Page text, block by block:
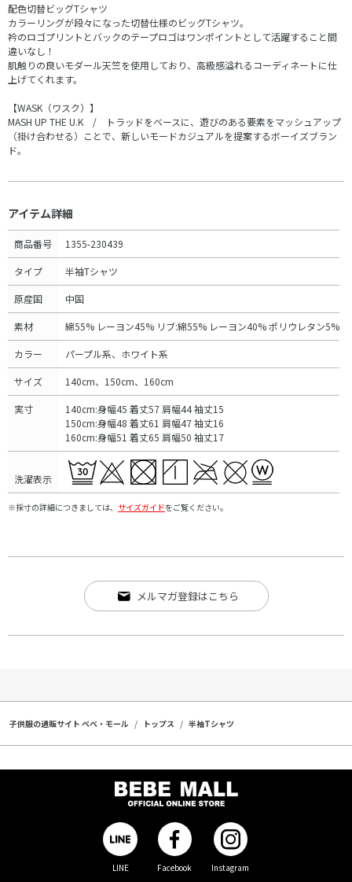
配色切替ビッグTシャツ
カラーリングが段々になった切替仕様のビッグTシャツ。
衿のロゴプリントとバックのテープロゴはワンポイントとして活躍すること間
違いなし！
肌触りの良いモダール天竺を使用しており、高級感溢れるコーディネートに仕
上げてくれます。
【WASK（ワスク）】
MASH UP THE U.K / トラッドをベースに、遊びのある要素をマッシュアップ
（掛け合わせる）ことで、新しいモードカジュアルを提案するボーイズブラン
ド。
アイテム詳細
商品番号 1355-230439
タイプ 半袖Tシャツ
原産国 中国
素材 綿55% レーヨン45% リブ:綿55% レーヨン40% ポリウレタン5%
カラー パープル系、ホワイト系
サイズ 140cm、150cm、160cm
実寸
140cm:身幅45 着丈57 肩幅44 袖丈15
150cm:身幅48 着丈61 肩幅47 袖丈16
160cm:身幅51 着丈65 肩幅50 袖丈17
洗濯表示
※採寸の詳細につきましては、 サイズガイドをご覧ください。
メルマガ登録はこちら
子供服の通販サイト ベベ・モール トップス 半袖Tシャツ
LINE Facebook Instagram